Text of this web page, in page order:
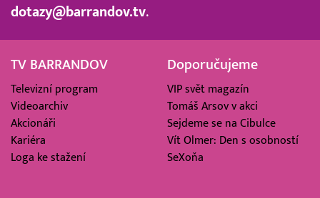
dotazy@barrandov.tv.
TV BARRANDOV
Televizní program
Videoarchiv
Akcionáři
Kariéra
Loga ke stažení
Doporučujeme
VIP svět magazín
Tomáš Arsov v akci
Sejdeme se na Cibulce
Vít Olmer: Den s osobností
SeXoňa